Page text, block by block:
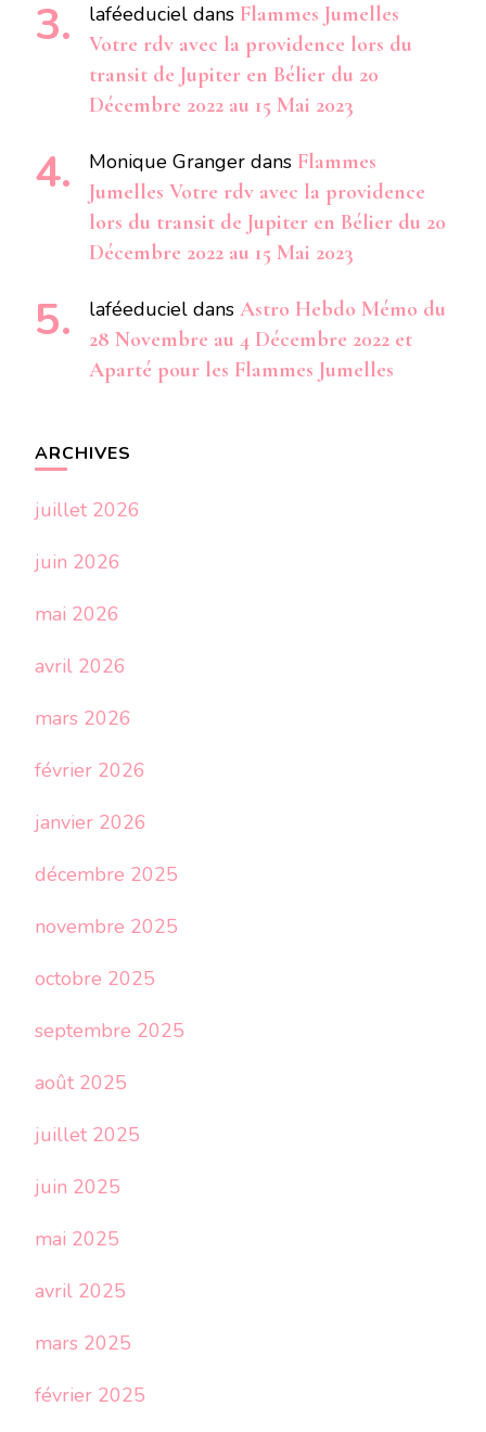
laféeduciel dans Flammes Jumelles
Votre rdv avec la providence lors du
transit de Jupiter en Bélier du 20
Décembre 2022 au 15 Mai 2023
Monique Granger dans Flammes
Jumelles Votre rdv avec la providence
lors du transit de Jupiter en Bélier du 20
Décembre 2022 au 15 Mai 2023
laféeduciel dans Astro Hebdo Mémo du
28 Novembre au 4 Décembre 2022 et
Aparté pour les Flammes Jumelles
ARCHIVES
juillet 2026
juin 2026
mai 2026
avril 2026
mars 2026
février 2026
janvier 2026
décembre 2025
novembre 2025
octobre 2025
septembre 2025
août 2025
juillet 2025
juin 2025
mai 2025
avril 2025
mars 2025
février 2025